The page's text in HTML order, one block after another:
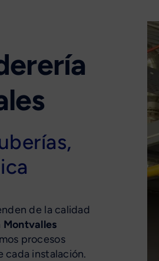
de la calidad
Montvalles
procesos
cada instalación.